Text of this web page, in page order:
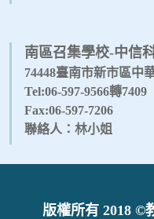
南區召集學校-中信
74448臺南市新市區中
Tel:06-597-9566轉7409
Fax:06-597-7206
聯絡人：林小姐
版權所有 2018 ©